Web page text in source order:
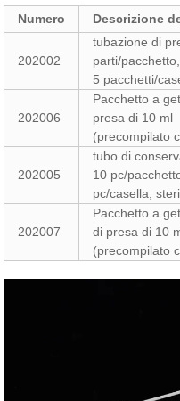
Numero Descrizione
202002
tubazione di
parti/pacchetto,
5 pacchetti/
202006
Pacchetto a
presa di 10 ml
(precompilato
202005
tubo di
10 pc/
pc/casella,
202007
Pacchetto a
di presa di 10
(precompilato